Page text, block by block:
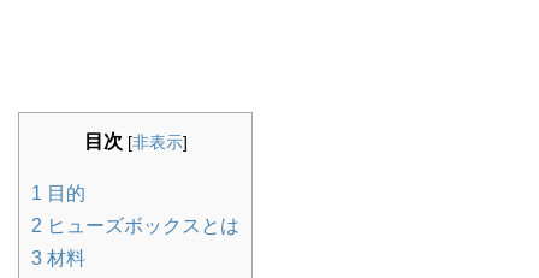
目次 [非表示]
1 目的
2 ヒューズボックスとは
3 材料